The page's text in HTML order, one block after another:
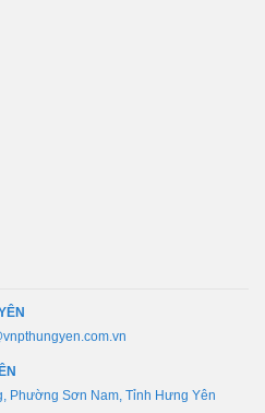
Phường Sơn Nam, Tỉnh Hưng Yên